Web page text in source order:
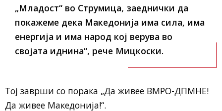
„Младост“ во Струмица, заеднички да
покажеме дека Македонија има сила, има
енергија и има народ кој верува во
својата иднина“, рече Мицкоски.
Тој заврши со порака „Да живее ВМРО-ДПМНЕ!
Да живее Македонија!“.